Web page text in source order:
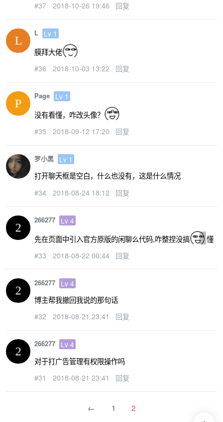
#37 2018-10-26 19:46 回复
L Lv 1
膜拜大佬
#36 2018-10-03 13:22 回复
Page Lv 1
没有看懂，咋改头像？
#35 2018-09-12 17:20 回复
罗小黑 Lv 1
打开聊天框是空白，什么也没有，这是什么情况
#34 2018-08-24 18:12 回复
266277 Lv 4
先在页面中引入官方原版的闲聊么代码,咋整捏没搞 懂
#33 2018-08-22 00:44 回复
266277 Lv 4
博主帮我撤回我说的那句话
#32 2018-08-21 23:41 回复
266277 Lv 4
对于打广告管理有权限操作吗
#31 2018-08-21 23:41 回复
← 1 2